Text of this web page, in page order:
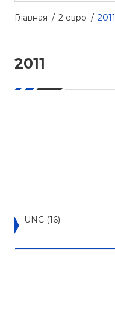
Главная 2 евро 2011
2011
UNC (16)